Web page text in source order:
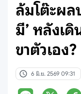
ล้มโต๊ะผล
มี’ หลังเ
ขาตัวเอง?
6 มิ.ย. 2569 09:31